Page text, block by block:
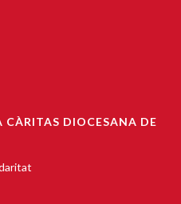
CÀRITAS DIOCESANA DE